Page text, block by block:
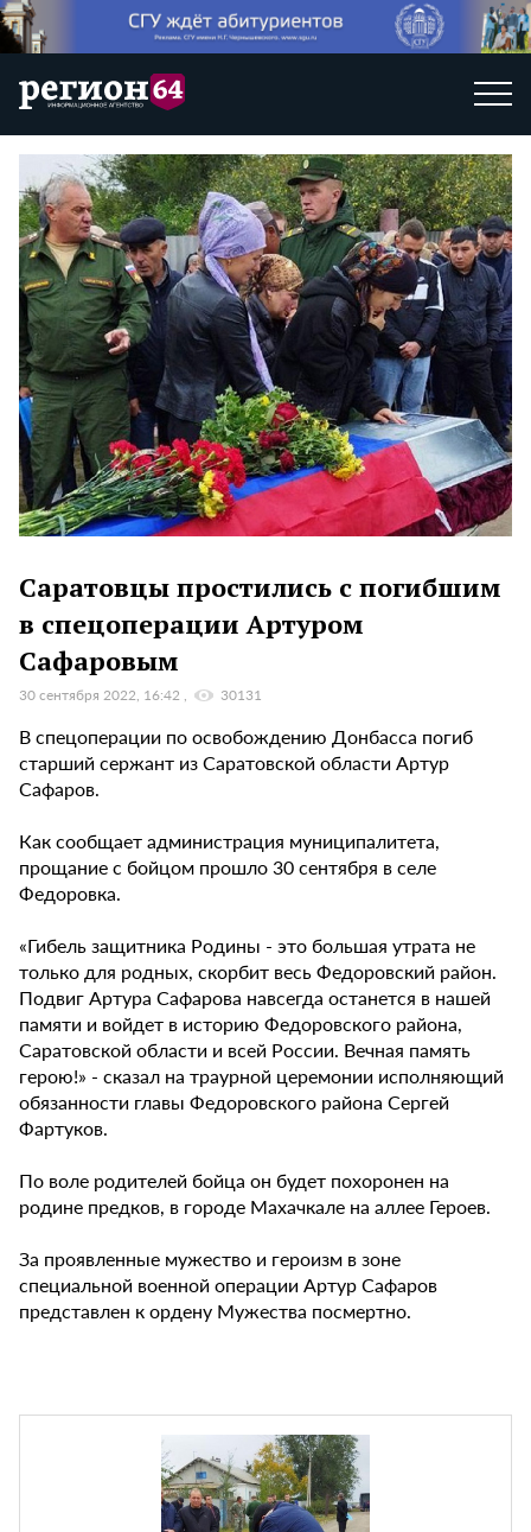
Саратовцы простились с погибшим
в спецоперации Артуром
Сафаровым
30 сентября 2022, 16:42 30131
В спецоперации по освобождению Донбасса погиб
старший сержант из Саратовской области Артур
Сафаров.
Как сообщает администрация муниципалитета,
прощание с бойцом прошло 30 сентября в селе
Федоровка.
«Гибель защитника Родины - это большая утрата не
только для родных, скорбит весь Федоровский район.
Подвиг Артура Сафарова навсегда останется в нашей
памяти и войдет в историю Федоровского района,
Саратовской области и всей России. Вечная память
герою!» - сказал на траурной церемонии исполняющий
обязанности главы Федоровского района Сергей
Фартуков.
По воле родителей бойца он будет похоронен на
родине предков, в городе Махачкале на аллее Героев.
За проявленные мужество и героизм в зоне
специальной военной операции Артур Сафаров
представлен к ордену Мужества посмертно.